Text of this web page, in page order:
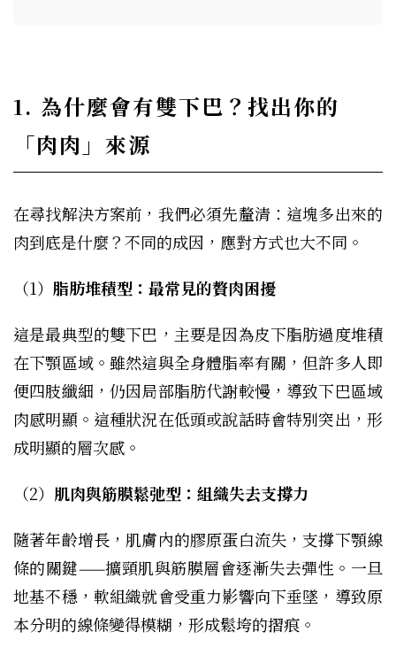
1. 為什麼會有雙下巴？找出你的
「肉肉」來源
在尋找解決方案前，我們必須先釐清：這塊多出來的
肉到底是什麼？不同的成因，應對方式也大不同。
（1） 脂肪堆積型：最常見的贅肉困擾
這是最典型的雙下巴，主要是因為皮下脂肪過度堆積
在下顎區域。雖然這與全身體脂率有關，但許多人即
便四肢纖細，仍因局部脂肪代謝較慢，導致下巴區域
肉感明顯。這種狀況在低頭或說話時會特別突出，形
成明顯的層次感。
（2） 肌肉與筋膜鬆弛型：組織失去支撐力
隨著年齡增長，肌膚內的膠原蛋白流失，支撐下顎線
條的關鍵——擴頸肌與筋膜層會逐漸失去彈性。一旦
地基不穩，軟組織就會受重力影響向下垂墜，導致原
本分明的線條變得模糊，形成鬆垮的摺痕。